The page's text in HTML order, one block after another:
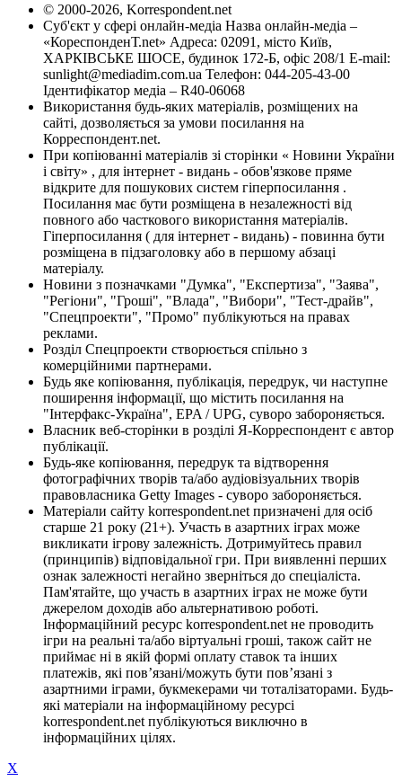
© 2000-2026, Korrespondent.net
Суб'єкт у сфері онлайн-медіа Назва онлайн-медіа –
«КореспонденТ.net» Адреса: 02091, місто Київ,
ХАРКІВСЬКЕ ШОСЕ, будинок 172-Б, офіс 208/1 E-mail:
sunlight@mediadim.com.ua Телефон: 044-205-43-00
Ідентифікатор медіа – R40-06068
Використання будь-яких матеріалів, розміщених на
сайті, дозволяється за умови посилання на
Корреспондент.net.
При копіюванні матеріалів зі сторінки « Новини України
і світу» , для інтернет - видань - обов'язкове пряме
відкрите для пошукових систем гіперпосилання .
Посилання має бути розміщена в незалежності від
повного або часткового використання матеріалів.
Гіперпосилання ( для інтернет - видань) - повинна бути
розміщена в підзаголовку або в першому абзаці
матеріалу.
Новини з позначками "Думка", "Експертиза", "Заява",
"Регіони", "Гроші", "Влада", "Вибори", "Тест-драйв",
"Спецпроекти", "Промо" публікуються на правах
реклами.
Розділ Спецпроекти створюється спільно з
комерційними партнерами.
Будь яке копіювання, публікація, передрук, чи наступне
поширення інформації, що містить посилання на
"Інтерфакс-Україна", EPA / UPG, суворо забороняється.
Власник веб-сторінки в розділі Я-Корреспондент є автор
публікації.
Будь-яке копіювання, передрук та відтворення
фотографічних творів та/або аудіовізуальних творів
правовласника Getty Images - суворо забороняється.
Матеріали сайту korrespondent.net призначені для осіб
старше 21 року (21+). Участь в азартних іграх може
викликати ігрову залежність. Дотримуйтесь правил
(принципів) відповідальної гри. При виявленні перших
ознак залежності негайно зверніться до спеціаліста.
Пам'ятайте, що участь в азартних іграх не може бути
джерелом доходів або альтернативою роботі.
Інформаційний ресурс korrespondent.net не проводить
ігри на реальні та/або віртуальні гроші, також сайт не
приймає ні в якій формі оплату ставок та інших
платежів, які пов’язані/можуть бути пов’язані з
азартними іграми, букмекерами чи тоталізаторами. Будь-
які матеріали на інформаційному ресурсі
korrespondent.net публікуються виключно в
інформаційних цілях.
X